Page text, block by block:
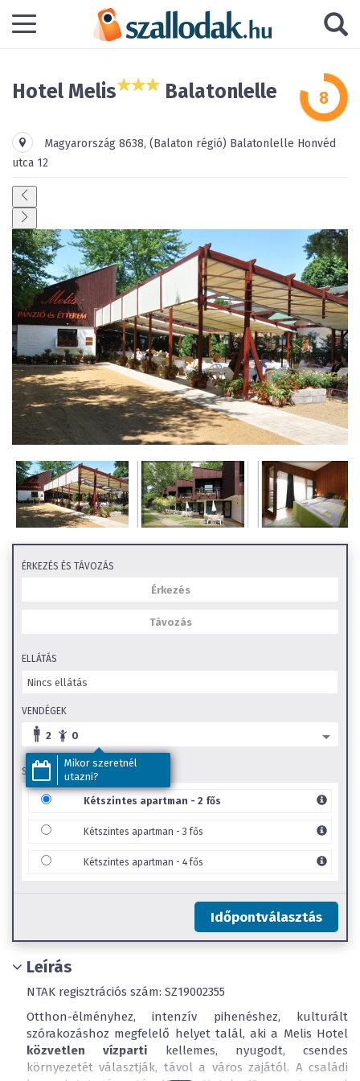
Hotel Melis Balatonlelle
Magyarország 8638, (Balaton régió) Balatonlelle Honvéd
utca 12
ÉRKEZÉS ÉS TÁVOZÁS
Mikor szeretnél
utazni?
ELLÁTÁS
VENDÉGEK
2 0
SZOBA TÍPUS
Kétszintes apartman - 2 fős
Kétszintes apartman - 3 fős
Kétszintes apartman - 4 fős
Időpontválasztás
Leírás
NTAK regisztrációs szám: SZ19002355
Otthon-élményhez, intenzív pihenéshez, kulturált
szórakozáshoz megfelelő helyet talál, aki a Melis Hotel
közvetlen vízparti kellemes, nyugodt, csendes
környezetét választják, távol a város zajától. A családi